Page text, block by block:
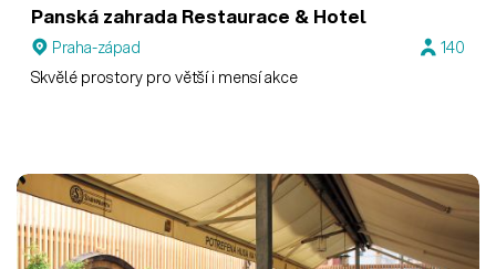
Panská zahrada Restaurace & Hotel
Praha-západ
140
Skvělé prostory pro větší i mensí akce